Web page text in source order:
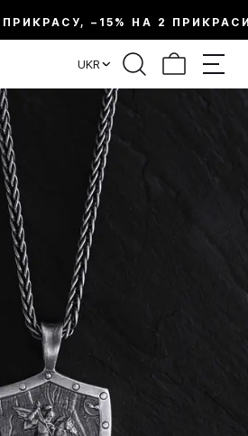
ПРИКРАСУ, –15% НА 2
UKR